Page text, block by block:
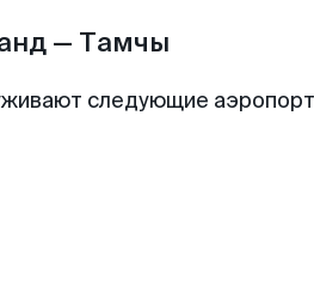
— Тамчы
следующие